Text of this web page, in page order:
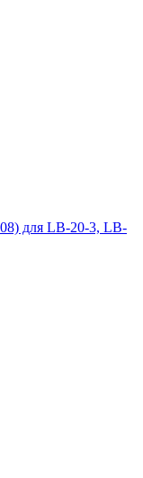
для LB-20-3, LB-